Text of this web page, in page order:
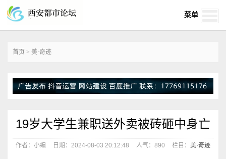
菜单
首页 > 美·奇迹
19岁大学生兼职送外卖被砖砸中身亡
作者：小编 日期：2024-08-03 20:12:48 人气： 890 栏目： 美·奇迹